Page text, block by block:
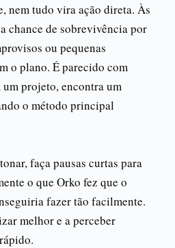
nem tudo vira ação direta. Às
chance de sobrevivência por
ou pequenas
o plano. É parecido com
projeto, encontra um
o método principal
faça pausas curtas para
o que Orko fez que o
fazer tão facilmente.
melhor e a perceber